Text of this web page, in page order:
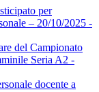
per
– 20/10/2025 -
del Campionato
Seria A2 -
docente a